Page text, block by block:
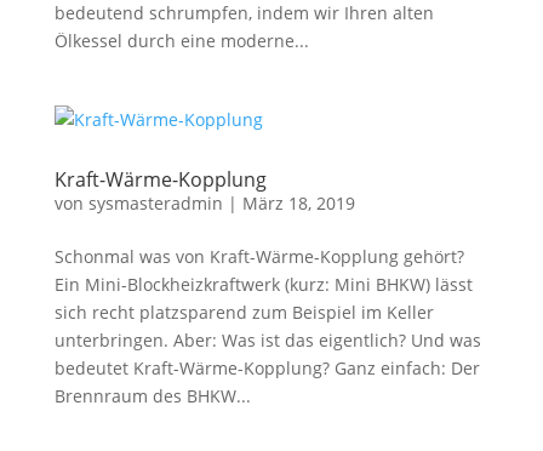
bedeutend schrumpfen, indem wir Ihren alten
Ölkessel durch eine moderne...
Kraft-Wärme-Kopplung
von sysmasteradmin | März 18, 2019
Schonmal was von Kraft-Wärme-Kopplung gehört?
Ein Mini-Blockheizkraftwerk (kurz: Mini BHKW) lässt
sich recht platzsparend zum Beispiel im Keller
unterbringen. Aber: Was ist das eigentlich? Und was
bedeutet Kraft-Wärme-Kopplung? Ganz einfach: Der
Brennraum des BHKW...